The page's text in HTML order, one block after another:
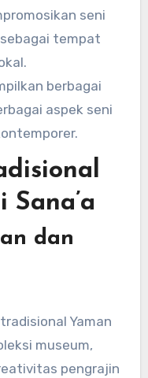
seni
tempat
berbagai
aspek seni
Sana’a
dan
Yaman
museum,
pengrajin